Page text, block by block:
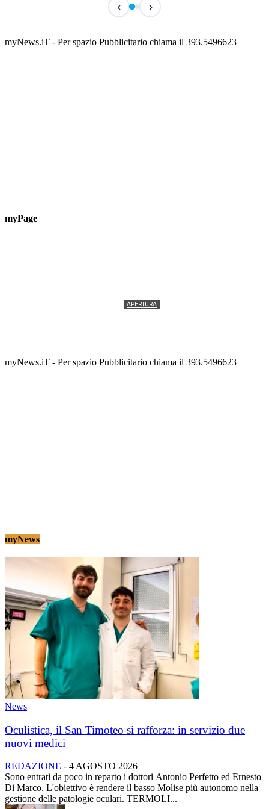
Classic Contest 3vs3 Memorial Michele
📅 6 Agosto 2026 · 09:00 · 📍 Lungomare C. Colombo
‹ ›
myNews.iT - Per spazio Pubblicitario chiama il 393.5496623
myPage
APERTURA
myNews.iT - Per spazio Pubblicitario chiama il 393.5496623
myNews
News
Oculistica, il San Timoteo si rafforza: in servizio due
nuovi medici
REDAZIONE - 4 AGOSTO 2026
Sono entrati da poco in reparto i dottori Antonio Perfetto ed Ernesto
Di Marco. L'obiettivo è rendere il basso Molise più autonomo nella
gestione delle patologie oculari. TERMOLI...